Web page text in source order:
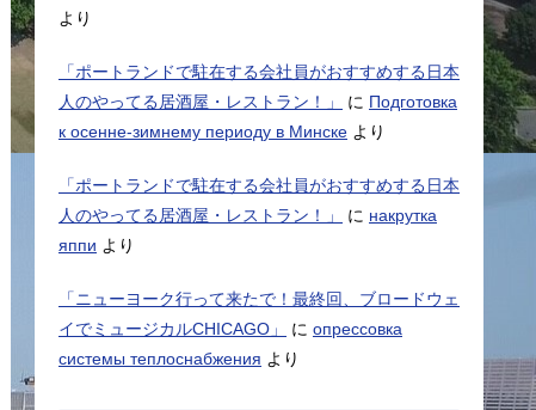
より
「ポートランドで駐在する会社員がおすすめする日本
人のやってる居酒屋・レストラン！」
に Подготовка
к осенне-зимнему периоду в Минске より
「ポートランドで駐在する会社員がおすすめする日本
人のやってる居酒屋・レストラン！」
に накрутка
яппи より
「ニューヨーク行って来たで！最終回、ブロードウェ
イでミュージカルCHICAGO」
に опрессовка
системы теплоснабжения より